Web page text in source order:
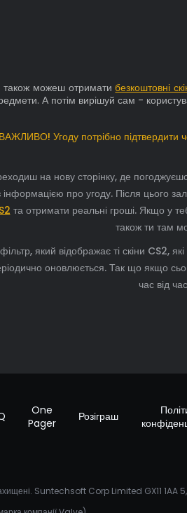
також можеш отриматибезкоштовні
А потім вирішуй сам -
ВАЖЛИВО! Угоду потрібно
на нову сторінку, де
інформацією про угоду. Після цього
та отримати реальні гроші. Якщо у
також ти там
який відображає ті скіни CS2,
оновлюється. Так що якщо
час від
One
Pager
Розіграш
Suntechsoft Corp Limited GX11 1AA